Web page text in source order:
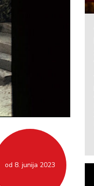
od 8. junija 2023